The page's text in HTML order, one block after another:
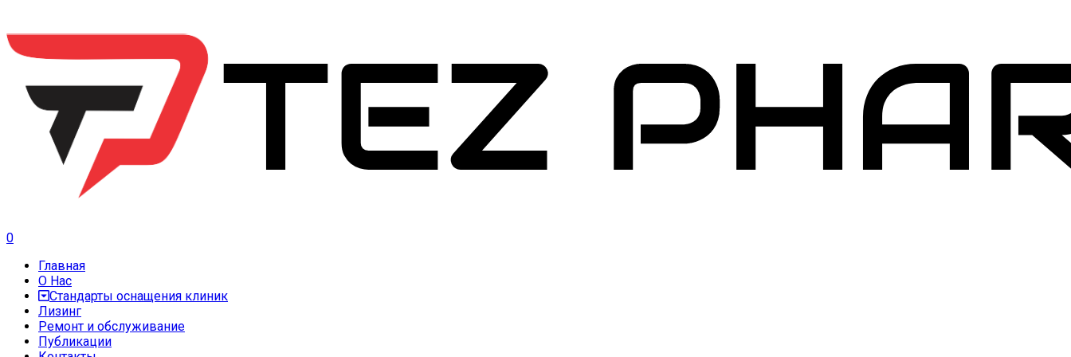
0
Главная
О Нас
Стандарты оснащения клиник
Лизинг
Ремонт и обслуживание
Публикации